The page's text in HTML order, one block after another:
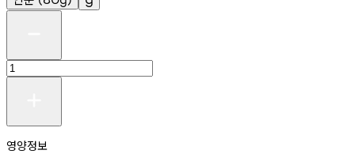
영양정보